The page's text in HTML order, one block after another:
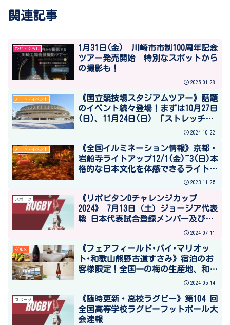
関連記事
ひと・くらし
1月31日(金) 川崎市市制100周年記念
ツアー発売開始 特別なスポットから
の撮影も！
2025.01.28
アート・イベント
《国立競技場スタジアムツアー》話題
のイベント続々登場！まずは10月27日
(日)、11月24日(日) 「ストレッチ＆
ヨガ体験in国立競技場スタジアムツア
2024.10.22
アート・イベント
《全国イルミネーション情報》京都・
岩船寺ライトアップ12/1(金)~3(日)本
格的な日本文化を体感できるライトア
ップイベント「千紫万紅～万葉集の花
2023.11.25
スポーツ
《リポビタンDチャレンジカップ
2024》 7月13日（土）ジョージア代表
戦 日本代表試合登録メンバー及びジ
ョージア代表試合登録メンバー発表
2024.07.11
グルメ
《フェアフィールド･バイ･マリオッ
ト･和歌山熊野古道すさみ》宿泊のお
客様限定！全国一の梅の生産地、和歌
山県で梅酒と日本酒を楽しむ試飲会を
2024.05.14
スポーツ
《随時更新・高校ラグビー》第104 回
全国高等学校ラグビーフットボール大
会速報